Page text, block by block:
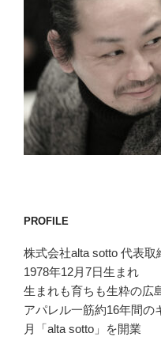
PROFILE
株式会社alta sotto 代表
1978年12月7日生まれ
生まれも育ちも生粋の広
アパレル一筋約16年間の
月「alta sotto」を開業